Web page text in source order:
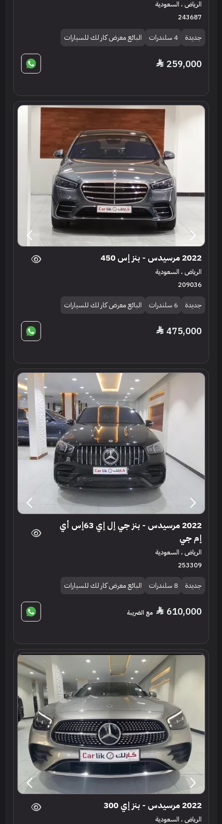
الرياض ، السعودية
243687
جديدة 4 سلندرات البائع معرض كار لك للسيارات
259,000
2022 مرسيدس - بنز إس 450
الرياض ، السعودية
209036
جديدة 6 سلندرات البائع معرض كار لك للسيارات
475,000
2022 مرسيدس - بنز جي إل إي 63إس أي
إم جي
الرياض ، السعودية
253309
جديدة 8 سلندرات البائع معرض كار لك للسيارات
610,000 مع الضريبة
2022 مرسيدس - بنز إي 300
الرياض ، السعودية